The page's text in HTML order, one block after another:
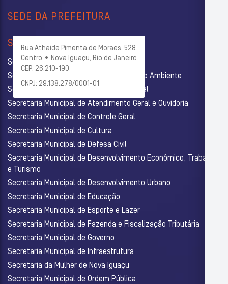
SEDE DA PREFEITURA
Rua Athaide Pimenta de Moraes, 528
Centro • Nova Iguaçu, Rio de Janeiro
CEP: 26.210-190
CNPJ: 29.138.278/0001-01
SECRETARIAS
Secretaria Municipal de Administração
Secretaria Municipal de Agricultura e Meio Ambiente
Secretaria Municipal de Assistência Social
Secretaria Municipal de Atendimento Geral e Ouvidoria
Secretaria Municipal de Controle Geral
Secretaria Municipal de Cultura
Secretaria Municipal de Defesa Civil
Secretaria Municipal de Desenvolvimento Econômico, Trabalho
e Turismo
Secretaria Municipal de Desenvolvimento Urbano
Secretaria Municipal de Educação
Secretaria Municipal de Esporte e Lazer
Secretaria Municipal de Fazenda e Fiscalização Tributária
Secretaria Municipal de Governo
Secretaria Municipal de Infraestrutura
Secretaria da Mulher de Nova Iguaçu
Secretaria Municipal de Ordem Pública